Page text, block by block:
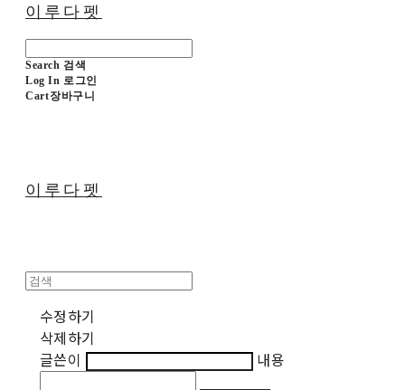
이루다펫
Search 검색
Log In 로그인
Cart장바구니
이루다펫
수정하기
삭제하기
글쓴이
내용